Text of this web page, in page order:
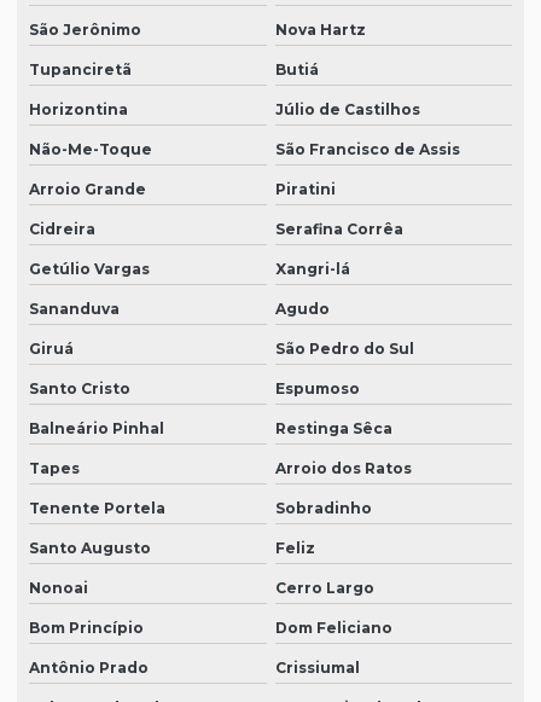
São Jerônimo Nova Hartz
Tupanciretã Butiá
Horizontina Júlio de Castilhos
Não-Me-Toque São Francisco de Assis
Arroio Grande Piratini
Cidreira Serafina Corrêa
Getúlio Vargas Xangri-lá
Sananduva Agudo
Giruá São Pedro do Sul
Santo Cristo Espumoso
Balneário Pinhal Restinga Sêca
Tapes Arroio dos Ratos
Tenente Portela Sobradinho
Santo Augusto Feliz
Nonoai Cerro Largo
Bom Princípio Dom Feliciano
Antônio Prado Crissiumal